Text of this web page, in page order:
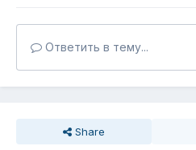
Ответить в тему...
Share